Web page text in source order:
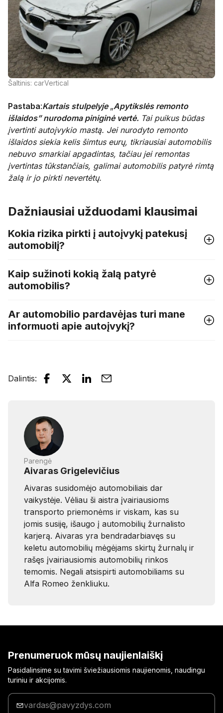
Šaltinis: carVertical
Pastaba:Kartais stulpelyje „Apytikslės remonto
išlaidos” nurodoma piniginė vertė. Tai puikus būdas
įvertinti autoįvykio mastą. Jei nurodyto remonto
išlaidos siekia kelis šimtus eurų, tikriausiai automobilis
nebuvo smarkiai apgadintas, tačiau jei remontas
įvertintas tūkstančiais, galimai automobilis patyrė rimtą
žalą ir jo pirkti nevertėtų.
Dažniausiai užduodami klausimai
Kokia rizika pirkti į autoįvykį patekusį
automobilį?
Kaip sužinoti kokią žalą patyrė
automobilis?
Ar automobilio pardavėjas turi mane
informuoti apie autoįvykį?
Dalintis:
Parengė
Aivaras Grigelevičius
Aivaras susidomėjo automobiliais dar
vaikystėje. Vėliau ši aistra įvairiausioms
transporto priemonėms ir viskam, kas su
jomis susiję, išaugo į automobilių žurnalisto
karjerą. Aivaras yra bendradarbiavęs su
keletu automobilių mėgėjams skirtų žurnalų ir
rašęs įvairiausiomis automobilių rinkos
temomis. Negali atsispirti automobiliams su
Alfa Romeo ženkliuku.
Prenumeruok mūsų naujienlaiškį
Pasidalinsime su tavimi šviežiausiomis naujienomis, naudingu
turiniu ir akcijomis.
Įrašyk
savo